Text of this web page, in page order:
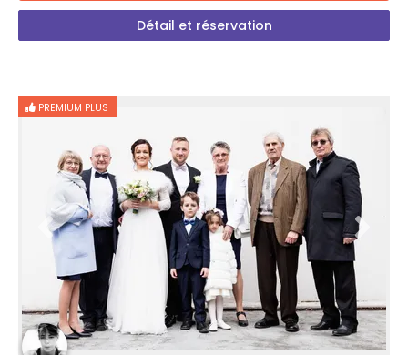
Détail et réservation
PREMIUM PLUS